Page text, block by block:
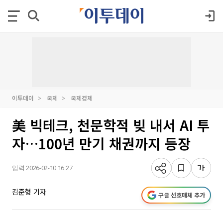
이투데이 국제 국제경제
美 빅테크, 천문학적 빚 내서 AI 투
자…100년 만기 채권까지 등장
입력 2026-02-10 16:27
김준형 기자 구글 선호매체 추가